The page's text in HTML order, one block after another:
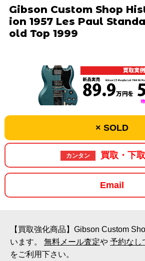
Gibson Custom Shop
ion 1957 Les Paul
old Top 1999
× SOLD
カンタン 買取・下
Email
【買取強化商品】Gibson Custom
います。 無料メール査定や 予約なし
をご利用下さい。